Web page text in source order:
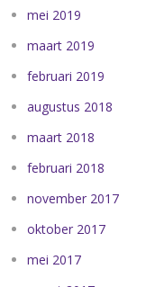
mei 2019
maart 2019
februari 2019
augustus 2018
maart 2018
februari 2018
november 2017
oktober 2017
mei 2017